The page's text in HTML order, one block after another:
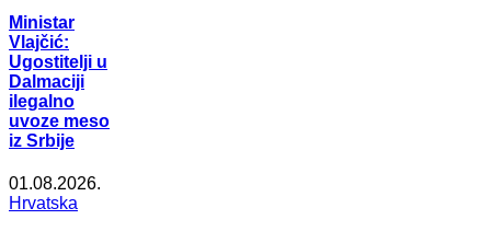
Ministar
Vlajčić:
Ugostitelji u
Dalmaciji
ilegalno
uvoze meso
iz Srbije
01.08.2026.
Hrvatska